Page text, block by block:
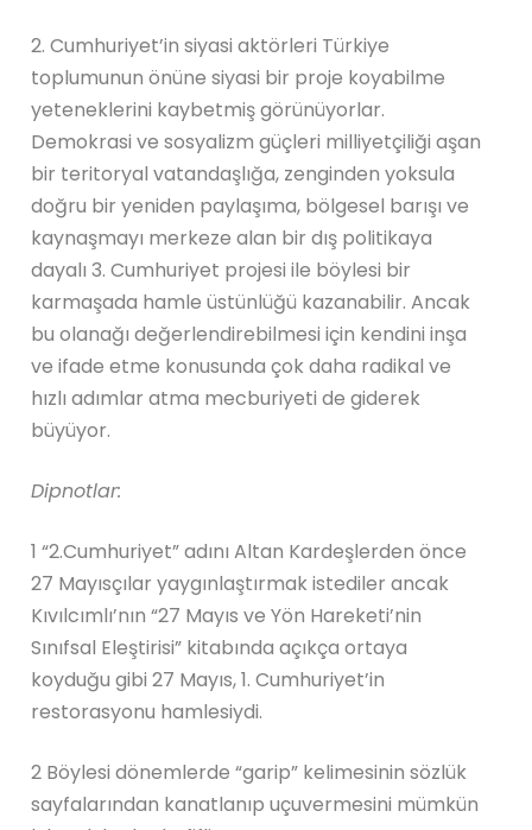
2. Cumhuriyet’in siyasi aktörleri Türkiye
toplumunun önüne siyasi bir proje koyabilme
yeteneklerini kaybetmiş görünüyorlar.
Demokrasi ve sosyalizm güçleri milliyetçiliği aşan
bir teritoryal vatandaşlığa, zenginden yoksula
doğru bir yeniden paylaşıma, bölgesel barışı ve
kaynaşmayı merkeze alan bir dış politikaya
dayalı 3. Cumhuriyet projesi ile böylesi bir
karmaşada hamle üstünlüğü kazanabilir. Ancak
bu olanağı değerlendirebilmesi için kendini inşa
ve ifade etme konusunda çok daha radikal ve
hızlı adımlar atma mecburiyeti de giderek
büyüyor.
Dipnotlar:
1 “2.Cumhuriyet” adını Altan Kardeşlerden önce
27 Mayısçılar yaygınlaştırmak istediler ancak
Kıvılcımlı’nın “27 Mayıs ve Yön Hareketi’nin
Sınıfsal Eleştirisi” kitabında açıkça ortaya
koyduğu gibi 27 Mayıs, 1. Cumhuriyet’in
restorasyonu hamlesiydi.
2 Böylesi dönemlerde “garip” kelimesinin sözlük
sayfalarından kanatlanıp uçuvermesini mümkün